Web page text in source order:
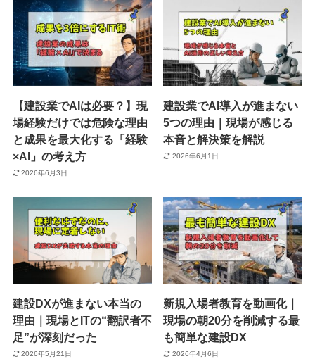
【建設業でAIは必要？】現
場経験だけでは危険な理由
と成果を最大化する「経験
×AI」の考え方
2026年6月3日
建設業でAI導入が進まない
5つの理由｜現場が感じる
本音と解決策を解説
2026年6月1日
建設DXが進まない本当の
理由｜現場とITの“翻訳者不
足”が深刻だった
2026年5月21日
新規入場者教育を動画化｜
現場の朝20分を削減する最
も簡単な建設DX
2026年4月6日